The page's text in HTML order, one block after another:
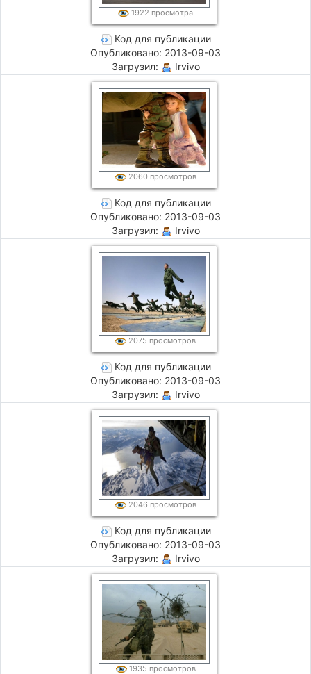
1922 просмотра
Код для публикации
Опубликовано: 2013-09-03
Загрузил:
Irvivo
2060 просмотров
Код для публикации
Опубликовано: 2013-09-03
Загрузил:
Irvivo
2075 просмотров
Код для публикации
Опубликовано: 2013-09-03
Загрузил:
Irvivo
2046 просмотров
Код для публикации
Опубликовано: 2013-09-03
Загрузил:
Irvivo
1935 просмотров